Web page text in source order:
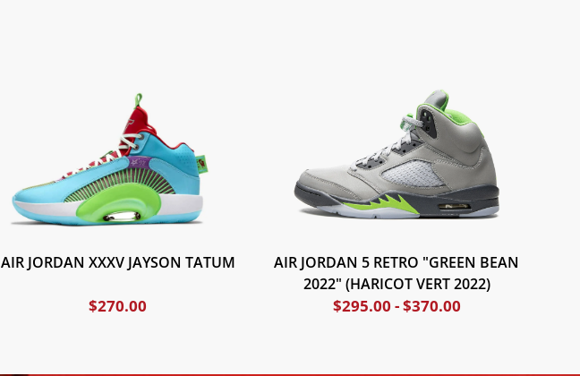
AIR JORDAN XXXV JAYSON TATUM
$270.00
AIR JORDAN 5 RETRO "GREEN BEAN
2022" (HARICOT VERT 2022)
$295.00 -$370.00